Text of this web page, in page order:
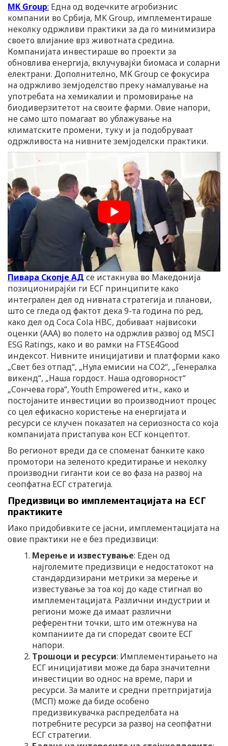
MK Group: Една од водечките агробизнис
компании во Србија, MK Group, имплементираше
неколку одржливи практики за да го минимизира
своето влијание врз животната средина.
Компанијата инвестираше во проекти за
обновлива енергија, вклучувајќи биомаса и соларни
електрани. Дополнително, MK Group се фокусира
на одржливо земјоделство преку намалување на
употребата на хемикалии и промовирање на
биодиверзитетот на своите фарми. Овие напори,
не само што помагаат во ублажување на
климатските промени, туку и ја подобруваат
одржливоста на нивните земјоделски практики.
Пивара Скопје АД се истакнува во Македонија
позиционирајќи ги ЕСГ принципите како
интегрален дел од нивната стратегија и планови,
што се гледа од фактот дека 9-та година по ред,
како дел од Coca Cola HBC, добиваат највисоки
оценки (ААА) во полето на одржлив развој од MSCI
ESG Ratings, како и во рамки на FTSE4Good
индексот. Нивните иницијативи и платформи како
„Свет без отпад“, „Нула емисии на СО2“, „Генералка
викенд“, „Наша гордост. Наша одговорност“
„Сончева гора“, Youth Empowered итн., како и
постојаните инвестиции во производниот процес
со цел ефикасно користење на енергијата и
ресурси се клучен показател на сериозноста со која
компанијата пристапува кон ЕСГ концептот.
Во регионот вреди да се споменат банките како
промотори на зеленото кредитирање и неколку
производни гиганти кои се во фаза на развој на
сеопфатна ЕСГ стратегија.
Предизвици во имплементацијата на ЕСГ
практиките
Иако придобивките се јасни, имплементацијата на
овие практики не е без предизвици:
Мерење и известување: Еден од
најголемите предизвици е недостатокот на
стандардизирани метрики за мерење и
известување за тоа кој до каде стигнал во
имплементацијата. Различни индустрии и
региони може да имаат различни
референтни точки, што им отежнува на
компаниите да ги споредат своите ЕСГ
напори.
Трошоци и ресурси: Имплементирањето на
ЕСГ иницијативи може да бара значителни
инвестиции во однос на време, пари и
ресурси. За малите и средни претпријатија
(МСП) може да биде особено
предизвикувачка распределбата на
потребните ресурси за развој на сеопфатни
ЕСГ стратегии.